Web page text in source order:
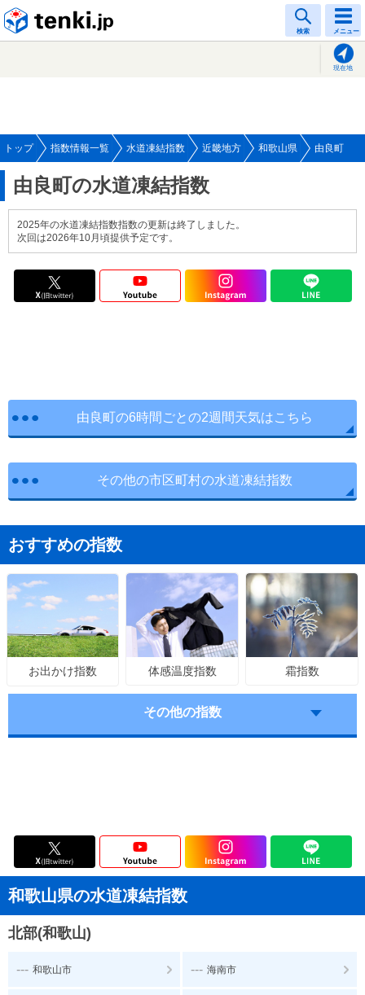
検索 メニュー
現在地
トップ 指数情報一覧 水道凍結指数 近畿地方 和歌山県 由良町
由良町の水道凍結指数
2025年の水道凍結指数指数の更新は終了しました。
次回は2026年10月頃提供予定です。
由良町の6時間ごとの2週間天気はこちら
その他の市区町村の水道凍結指数
おすすめの指数
お出かけ指数 体感温度指数 霜指数
その他の指数
和歌山県の水道凍結指数
北部(和歌山)
--- 和歌山市 --- 海南市